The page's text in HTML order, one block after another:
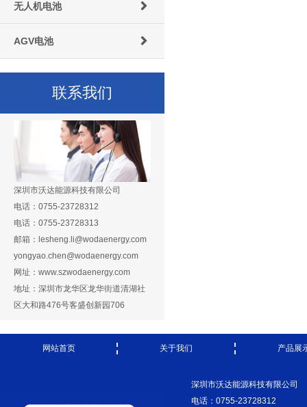
无人机电池
AGV电池
联系我们
深圳市沃达能源科技有限公司
电话：0755-23728312
电话：0755-23728313
邮箱：lesheng.li@wodaenergy.com
yongyao.chen@wodaenergy.com
网址：www.szwodaenergy.com
地址：深圳市龙华区龙华街道清湖社
区大和路476号客盛创新园706
网站首页 关于我们 产品展
深圳市沃达能源科技有限公司
电话：0755-23728312